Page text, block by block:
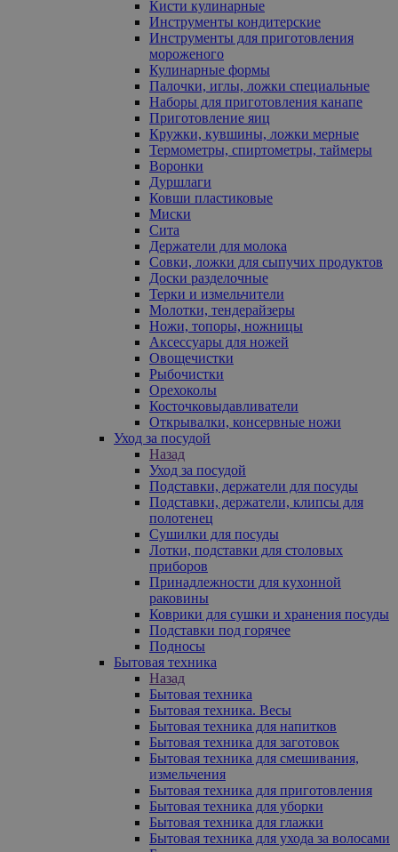
Кисти кулинарные
Инструменты кондитерские
Инструменты для приготовления
мороженого
Кулинарные формы
Палочки, иглы, ложки специальные
Наборы для приготовления канапе
Приготовление яиц
Кружки, кувшины, ложки мерные
Термометры, спиртометры, таймеры
Воронки
Дуршлаги
Ковши пластиковые
Миски
Сита
Держатели для молока
Совки, ложки для сыпучих продуктов
Доски разделочные
Терки и измельчители
Молотки, тендерайзеры
Ножи, топоры, ножницы
Аксессуары для ножей
Овощечистки
Рыбочистки
Орехоколы
Косточковыдавливатели
Открывалки, консервные ножи
Уход за посудой
Назад
Уход за посудой
Подставки, держатели для посуды
Подставки, держатели, клипсы для
полотенец
Сушилки для посуды
Лотки, подставки для столовых
приборов
Принадлежности для кухонной
раковины
Коврики для сушки и хранения посуды
Подставки под горячее
Подносы
Бытовая техника
Назад
Бытовая техника
Бытовая техника. Весы
Бытовая техника для напитков
Бытовая техника для заготовок
Бытовая техника для смешивания,
измельчения
Бытовая техника для приготовления
Бытовая техника для уборки
Бытовая техника для глажки
Бытовая техника для ухода за волосами